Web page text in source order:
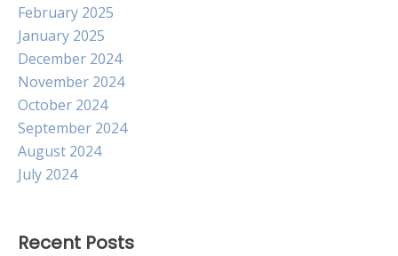
February 2025
January 2025
December 2024
November 2024
October 2024
September 2024
August 2024
July 2024
Recent Posts